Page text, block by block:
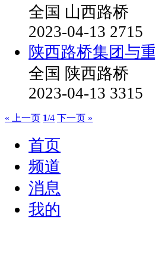
全国 山西路桥
2023-04-13 2715
陕西路桥集团与
全国 陕西路桥
2023-04-13 3315
« 上一页 1/4 下一页 »
首页
频道
消息
我的